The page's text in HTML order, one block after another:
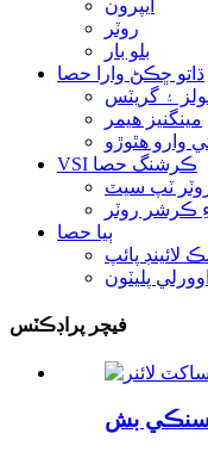
ايپرون
روٽر
بلو بار
ڌاتو ڇڪڻ وارا حصا
۽ گريٽس
مينگنيز هيمر
وارو هٿوڙو
VSI ڪرشنگ حصا
ٽپ سيٽ
ڪرشر روٽر
ٻيا حصا
لائينڊ پائپ
پليٽون
فيچر پراڊڪٽس